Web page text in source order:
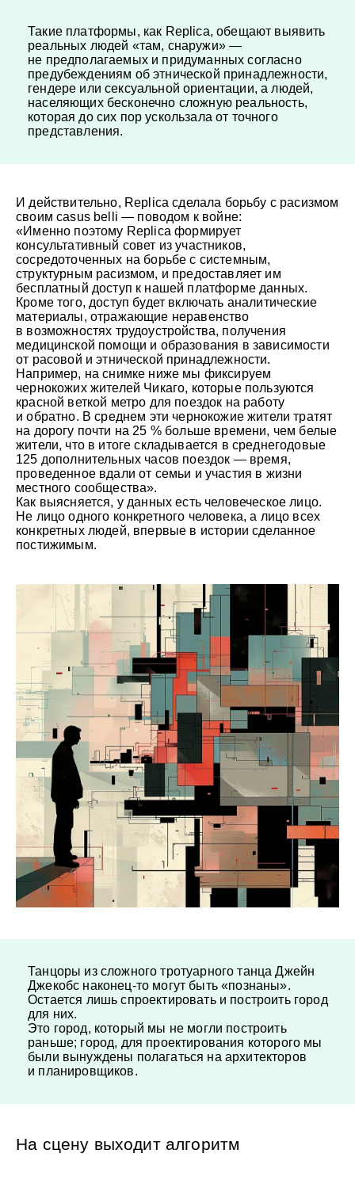
Такие платформы, как Replica, обещают выявить
реальных людей «там, снаружи» —
не предполагаемых и придуманных согласно
предубеждениям об этнической принадлежности,
гендере или сексуальной ориентации, а людей,
населяющих бесконечно сложную реальность,
которая до сих пор ускользала от точного
представления.
И действительно, Replica сделала борьбу с расизмом
своим casus belli — поводом к войне:
«Именно поэтому Replica формирует
консультативный совет из участников,
сосредоточенных на борьбе с системным,
структурным расизмом, и предоставляет им
бесплатный доступ к нашей платформе данных.
Кроме того, доступ будет включать аналитические
материалы, отражающие неравенство
в возможностях трудоустройства, получения
медицинской помощи и образования в зависимости
от расовой и этнической принадлежности.
Например, на снимке ниже мы фиксируем
чернокожих жителей Чикаго, которые пользуются
красной веткой метро для поездок на работу
и обратно. В среднем эти чернокожие жители тратят
на дорогу почти на 25 % больше времени, чем белые
жители, что в итоге складывается в среднегодовые
125 дополнительных часов поездок — время,
проведенное вдали от семьи и участия в жизни
местного сообщества».
Как выясняется, у данных есть человеческое лицо.
Не лицо одного конкретного человека, а лицо всех
конкретных людей, впервые в истории сделанное
постижимым.
Танцоры из сложного тротуарного танца Джейн
Джекобс наконец-то могут быть «познаны».
Остается лишь спроектировать и построить город
для них.
Это город, который мы не могли построить
раньше; город, для проектирования которого мы
были вынуждены полагаться на архитекторов
и планировщиков.
На сцену выходит алгоритм